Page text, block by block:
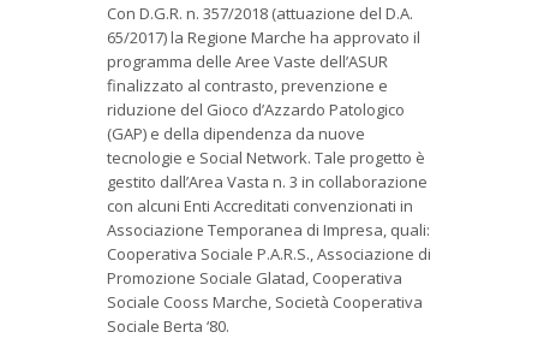
Con D.G.R. n. 357/2018 (attuazione del D.A.
65/2017) la Regione Marche ha approvato il
programma delle Aree Vaste dell’ASUR
finalizzato al contrasto, prevenzione e
riduzione del Gioco d’Azzardo Patologico
(GAP) e della dipendenza da nuove
tecnologie e Social Network. Tale progetto è
gestito dall’Area Vasta n. 3 in collaborazione
con alcuni Enti Accreditati convenzionati in
Associazione Temporanea di Impresa, quali:
Cooperativa Sociale P.A.R.S., Associazione di
Promozione Sociale Glatad, Cooperativa
Sociale Cooss Marche, Società Cooperativa
Sociale Berta ‘80.